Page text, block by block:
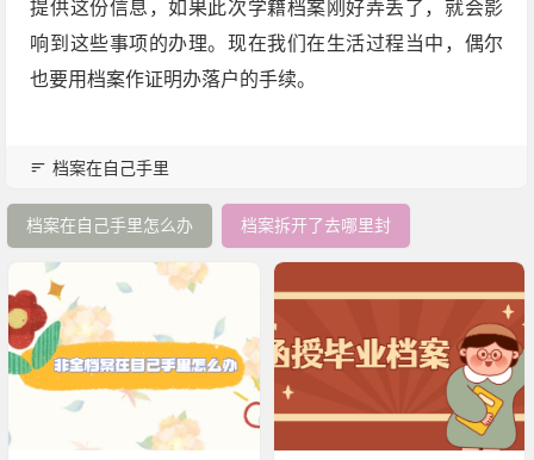
提供这份信息，如果此次学籍档案刚好弄丢了，就会影
响到这些事项的办理。现在我们在生活过程当中，偶尔
也要用档案作证明办落户的手续。
档案在自己手里
档案在自己手里怎么办 档案拆开了去哪里封